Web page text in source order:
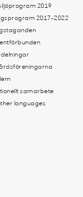
2019
2017-2022
samarbete
languages